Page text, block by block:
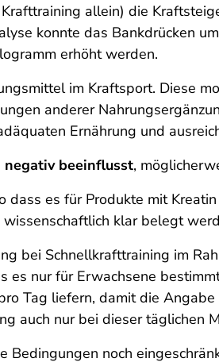
allein) die
konnte das Bankdrücken
erhöht werden.
im Kraftsport. Diese
anderer
Ernährung und
beeinflusst,
dass es für Produkte mit Kreatin
klar belegt
bei Schnellkrafttraining im
nur für Erwachsene
Tag liefern, damit die
auch nur bei dieser täglichen
noch